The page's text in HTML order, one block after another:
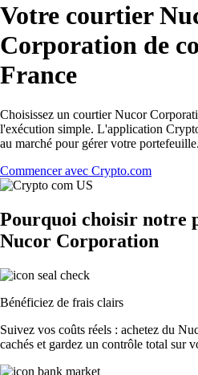
Votre courtier
Corporation de
France
Choisissez un courtier Nucor
l'exécution simple. L'application
au marché pour gérer votre portefeuille.
Commencer avec Crypto.com
Pourquoi choisir notre
Nucor Corporation
Bénéficiez de frais clairs
Suivez vos coûts réels : achetez du
cachés et gardez un contrôle total sur